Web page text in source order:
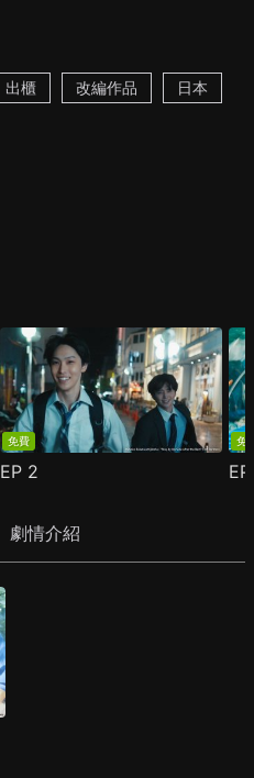
出櫃 改編作品 日本
免費
EP 2
免
劇情介紹